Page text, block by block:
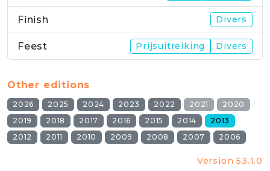
Finish Divers
Feest Prijsuitreiking Divers
Other editions
2026 2025 2024 2023 2022 2021
2020
2019
2018 2017 2016 2015 2014
2013
2012
2011 2010 2009 2008 2007 2006
Version 53.1.0